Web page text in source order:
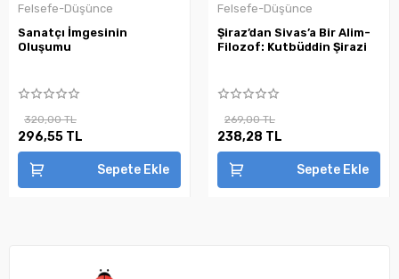
Felsefe-Düşünce
Sanatçı İmgesinin
Oluşumu
320,00 TL
296,55 TL
Sepete Ekle
Felsefe-Düşünce
Şiraz’dan Sivas’a Bir Alim-
Filozof: Kutbüddin Şirazi
269,00 TL
238,28 TL
Sepete Ekle